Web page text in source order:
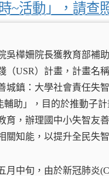
~活動」，請查
吳樺姍院長獲教育部補
（USR）計畫，計畫名
城鎮：大學社會責任失
輔助」，目的於推動子
育，辦理國中小失智友
關知能，以提升全民失
月中旬，由於新冠肺炎